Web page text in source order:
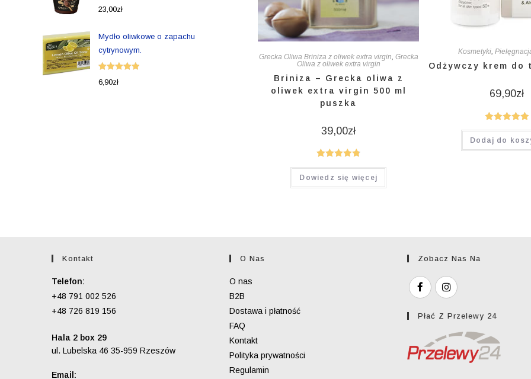
Grecka Oliwa Briniza z oliwek extra virgin, Grecka
Oliwa z oliwek extra virgin
Briniza – Grecka oliwa z
oliwek extra virgin 500 ml
puszka
39,00zł
Oceniono
4.86 na 5
Dowiedz się więcej
Kosmetyki,
Odżywczy krem do
69,90zł
Oceniono
5.00na 5
Dodaj do
Oceniono
23,00zł
Mydło oliwkowe o zapachu
cytrynowym.
Oceniono
6,90zł
Kontakt
Telefon:
+48 791 002 526
+48 726 819 156
Hala 2 box 29
ul. Lubelska 46 35-959 Rzeszów
Email:
O Nas
O nas
B2B
Dostawa i płatność
FAQ
Kontakt
Polityka prywatności
Regulamin
Zobacz Nas Na
Płać Z Przelewy 24